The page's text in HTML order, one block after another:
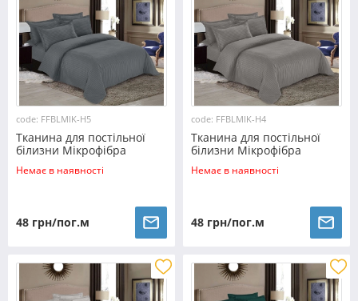
code: FFBLMIK-H5
Тканина для постільної
білизни Мікрофібра
FFBLMIK-H5 (100м)
Немає в наявності
48 грн/пог.м
code: FFBLMIK-H4
Тканина для постільної
білизни Мікрофібра
FFBLMIK-H4 (100м)
Немає в наявності
48 грн/пог.м